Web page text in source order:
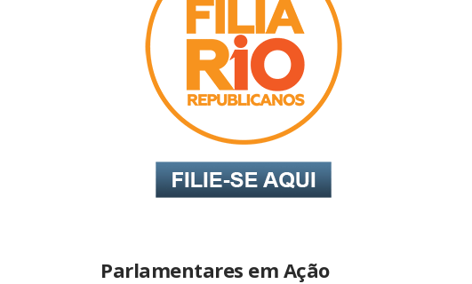
Parlamentares em Ação